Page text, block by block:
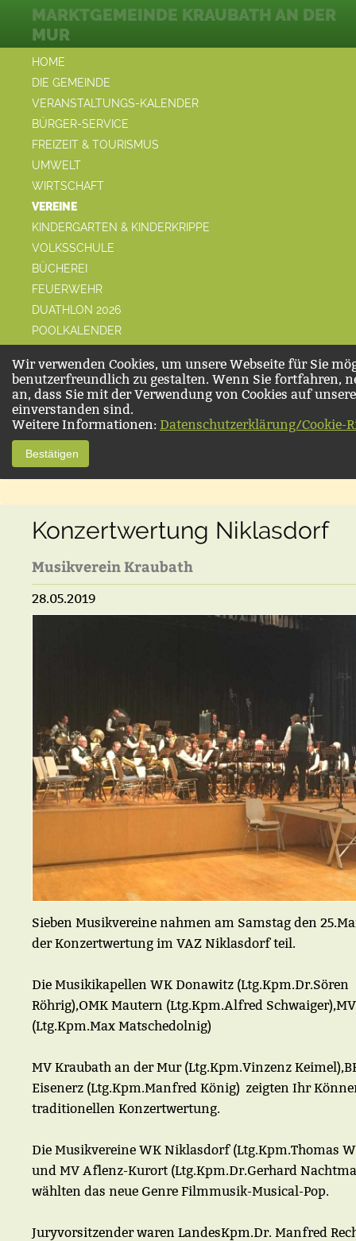
HOME
DIE GEMEINDE
VERANSTALTUNGS-KALENDER
BÜRGER-SERVICE
FREIZEIT & TOURISMUS
UMWELT
WIRTSCHAFT
VEREINE
KINDERGARTEN & KINDERKRIPPE
VOLKSSCHULE
BÜCHEREI
FEUERWEHR
DUATHLON 2026
POOLKALENDER
MARKTGEMEINDE KRAUBATH AN DER
MUR
Wir verwenden Cookies, um unsere Webseite für Sie
benutzerfreundlich zu gestalten. Wenn Sie fortfahren,
an, dass Sie mit der Verwendung von Cookies auf
einverstanden sind.
Weitere Informationen: Datenschutzerklärung/Cookie-
Bestätigen
Konzertwertung Niklasdorf
Musikverein Kraubath
28.05.2019
Sieben Musikvereine nahmen am Samstag den
der Konzertwertung im VAZ Niklasdorf teil.
Die Musikikapellen WK Donawitz (Ltg.Kpm.Dr.Sören
Röhrig),OMK Mautern (Ltg.Kpm.Alfred
(Ltg.Kpm.Max Matschedolnig)
MV Kraubath an der Mur (Ltg.Kpm.Vinzenz
Eisenerz (Ltg.Kpm.Manfred König) zeigten Ihr
traditionellen Konzertwertung.
Die Musikvereine WK Niklasdorf (Ltg.Kpm.Thomas
und MV Aflenz-Kurort (Ltg.Kpm.Dr.Gerhard
wählten das neue Genre Filmmusik-Musical-Pop.
Juryvorsitzender waren LandesKpm.Dr. Manfred